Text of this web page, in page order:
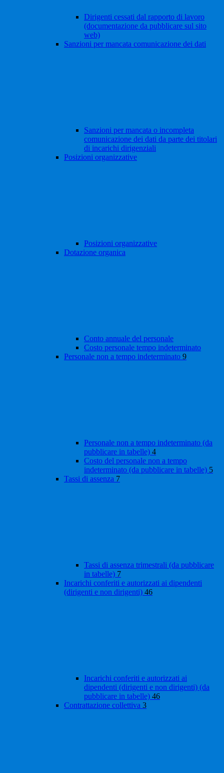
Dirigenti cessati dal rapporto di lavoro
(documentazione da pubblicare sul sito
web)
Sanzioni per mancata comunicazione dei dati
Sanzioni per mancata o incompleta
comunicazione dei dati da parte dei titolari
di incarichi dirigenziali
Posizioni organizzative
Posizioni organizzative
Dotazione organica
Conto annuale del personale
Costo personale tempo indeterminato
Personale non a tempo indeterminato 9
Personale non a tempo indeterminato (da
pubblicare in tabelle) 4
Costo del personale non a tempo
indeterminato (da pubblicare in tabelle) 5
Tassi di assenza 7
Tassi di assenza trimestrali (da pubblicare
in tabelle) 7
Incarichi conferiti e autorizzati ai dipendenti
(dirigenti e non dirigenti) 46
Incarichi conferiti e autorizzati ai
dipendenti (dirigenti e non dirigenti) (da
pubblicare in tabelle) 46
Contrattazione collettiva 3